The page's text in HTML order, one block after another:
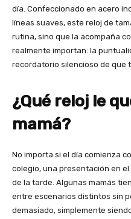
día. Confeccionado en acero
líneas suaves, este reloj de
rutina, sino que la acompaña
realmente importan: la
recordatorio silencioso de que
¿Qué reloj le
mamá?
No importa si el día comienza
colegio, una presentación en
de la tarde. Algunas mamás
entre escenarios distintos sin
demasiado, simplemente